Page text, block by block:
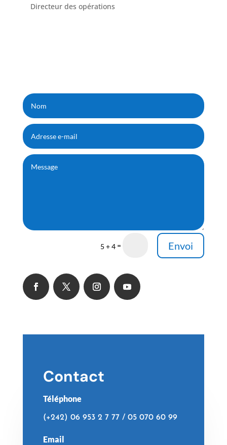
Directeur des opérations
5 + 4 = Envoi
Contact
Téléphone
(+242) 06 953 2 7 77 / 05 070 60 99
Email